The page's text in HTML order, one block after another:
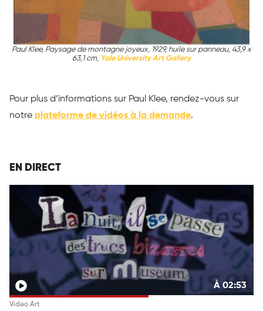
Paul Klee, Paysage de montagne joyeux, 1929, huile sur panneau, 43,9 x
63,1 cm, Yale University Art Gallery
Pour plus d’informations sur Paul Klee, rendez-vous sur
notre plateforme de vidéos à la demande.
EN DIRECT
À 02:53
Video Art